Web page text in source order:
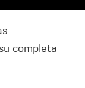
completa